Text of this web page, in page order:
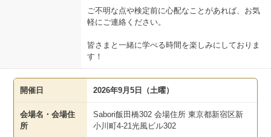
ご不明な点や検定前に心配なことがあれば、お気
軽にご連絡ください。
皆さまと一緒に学べる時間を楽しみにしておりま
す！
開催日 2026年9月5日（土曜）
会場名・会場住
所
Sabori飯田橋302 会場住所 東京都新宿区新
小川町4-21光風ビル302